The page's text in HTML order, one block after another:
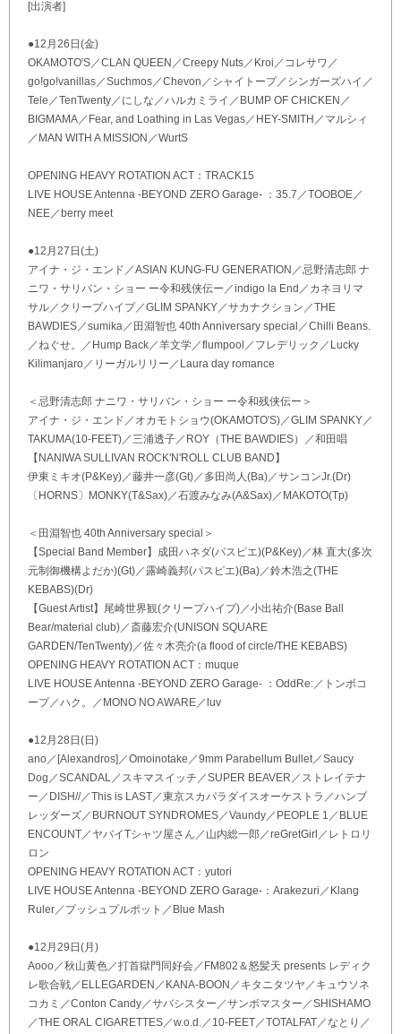
[出演者]
●12月26日(金)
OKAMOTO'S／CLAN QUEEN／Creepy Nuts／Kroi／コレサワ／
go!go!vanillas／Suchmos／Chevon／シャイトープ／シンガーズハイ／
Tele／TenTwenty／にしな／ハルカミライ／BUMP OF CHICKEN／
BIGMAMA／Fear, and Loathing in Las Vegas／HEY-SMITH／マルシィ
／MAN WITH A MISSION／WurtS
OPENING HEAVY ROTATION ACT：TRACK15
LIVE HOUSE Antenna -BEYOND ZERO Garage- ：35.7／TOOBOE／
NEE／berry meet
●12月27日(土)
アイナ・ジ・エンド／ASIAN KUNG-FU GENERATION／忌野清志郎 ナ
ニワ・サリバン・ショー ー令和残侠伝ー／indigo la End／カネヨリマ
サル／クリープハイプ／GLIM SPANKY／サカナクション／THE
BAWDIES／sumika／田淵智也 40th Anniversary special／Chilli Beans.
／ねぐせ。／Hump Back／羊文学／flumpool／フレデリック／Lucky
Kilimanjaro／リーガルリリー／Laura day romance
＜忌野清志郎 ナニワ・サリバン・ショー ー令和残侠伝ー＞
アイナ・ジ・エンド／オカモトショウ(OKAMOTO'S)／GLIM SPANKY／
TAKUMA(10-FEET)／三浦透子／ROY（THE BAWDIES）／和田唱
【NANIWA SULLIVAN ROCK'N'ROLL CLUB BAND】
伊東ミキオ(P&Key)／藤井一彦(Gt)／多田尚人(Ba)／サンコンJr.(Dr)
〔HORNS〕MONKY(T&Sax)／石渡みなみ(A&Sax)／MAKOTO(Tp)
＜田淵智也 40th Anniversary special＞
【Special Band Member】成田ハネダ(パスピエ)(P&Key)／林 直大(多次
元制御機構よだか)(Gt)／露崎義邦(パスピエ)(Ba)／鈴木浩之(THE
KEBABS)(Dr)
【Guest Artist】尾崎世界観(クリープハイプ)／小出祐介(Base Ball
Bear/material club)／斎藤宏介(UNISON SQUARE
GARDEN/TenTwenty)／佐々木亮介(a flood of circle/THE KEBABS)
OPENING HEAVY ROTATION ACT：muque
LIVE HOUSE Antenna -BEYOND ZERO Garage- ：OddRe:／トンボコ
ープ／ハク。／MONO NO AWARE／luv
●12月28日(日)
ano／[Alexandros]／Omoinotake／9mm Parabellum Bullet／Saucy
Dog／SCANDAL／スキマスイッチ／SUPER BEAVER／ストレイテナ
ー／DISH//／This is LAST／東京スカパラダイスオーケストラ／ハンブ
レッダーズ／BURNOUT SYNDROMES／Vaundy／PEOPLE 1／BLUE
ENCOUNT／ヤバイTシャツ屋さん／山内総一郎／reGretGirl／レトロリ
ロン
OPENING HEAVY ROTATION ACT：yutori
LIVE HOUSE Antenna -BEYOND ZERO Garage-：Arakezuri／Klang
Ruler／プッシュプルポット／Blue Mash
●12月29日(月)
Aooo／秋山黄色／打首獄門同好会／FM802＆怒髪天 presents レディク
レ歌合戦／ELLEGARDEN／KANA-BOON／キタニタツヤ／キュウソネ
コカミ／Conton Candy／サバシスター／サンボマスター／SHISHAMO
／THE ORAL CIGARETTES／w.o.d.／10-FEET／TOTALFAT／なとり／